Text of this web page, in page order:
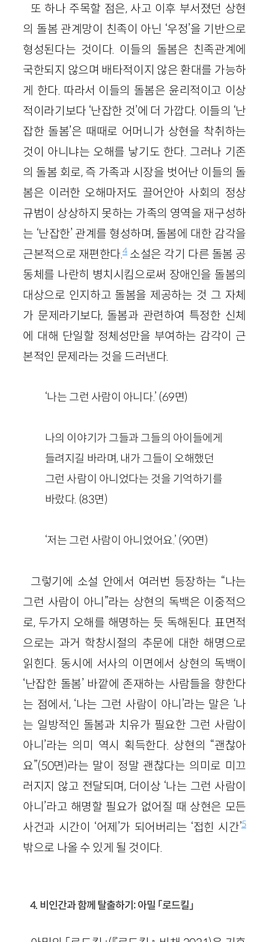
또 하나 주목할 점은, 사고 이후 부서졌던 상현
의 돌봄 관계망이 친족이 아닌 ‘우정’을 기반으로
형성된다는 것이다. 이들의 돌봄은 친족관계에
국한되지 않으며 배타적이지 않은 환대를 가능하
게 한다. 따라서 이들의 돌봄은 윤리적이고 이상
적이라기보다 ‘난잡한 것’에 더 가깝다. 이들의 ‘난
잡한 돌봄’은 때때로 어머니가 상현을 착취하는
것이 아니냐는 오해를 낳기도 한다. 그러나 기존
의 돌봄 회로, 즉 가족과 시장을 벗어난 이들의 돌
봄은 이러한 오해마저도 끌어안아 사회의 정상
규범이 상상하지 못하는 가족의 영역을 재구성하
는 ‘난잡한’ 관계를 형성하며, 돌봄에 대한 감각을
근본적으로 재편한다.4소설은 각기 다른 돌봄 공
동체를 나란히 병치시킴으로써 장애인을 돌봄의
대상으로 인지하고 돌봄을 제공하는 것 그 자체
가 문제라기보다, 돌봄과 관련하여 특정한 신체
에 대해 단일할 정체성만을 부여하는 감각이 근
본적인 문제라는 것을 드러낸다.
‘나는 그런 사람이 아니다.’ (69면)
나의 이야기가 그들과 그들의 아이들에게
들려지길 바라며, 내가 그들이 오해했던
그런 사람이 아니었다는 것을 기억하기를
바랐다. (83면)
‘저는 그런 사람이 아니었어요.’ (90면)
그렇기에 소설 안에서 여러번 등장하는 “나는
그런 사람이 아니”라는 상현의 독백은 이중적으
로, 두가지 오해를 해명하는 듯 독해된다. 표면적
으로는 과거 학창시절의 추문에 대한 해명으로
읽힌다. 동시에 서사의 이면에서 상현의 독백이
‘난잡한 돌봄’ 바깥에 존재하는 사람들을 향한다
는 점에서, ‘나는 그런 사람이 아니’라는 말은 ‘나
는 일방적인 돌봄과 치유가 필요한 그런 사람이
아니’라는 의미 역시 획득한다. 상현의 “괜찮아
요”(50면)라는 말이 정말 괜찮다는 의미로 미끄
러지지 않고 전달되며, 더이상 ‘나는 그런 사람이
아니’라고 해명할 필요가 없어질 때 상현은 모든
사건과 시간이 ‘어제’가 되어버리는 ‘접힌 시간’5
밖으로 나올 수 있게 될 것이다.
4. 비인간과 함께 탈출하기: 아밀 「로드킬」